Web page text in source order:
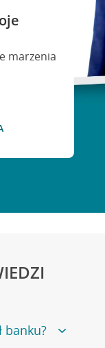
marzenia
banku?